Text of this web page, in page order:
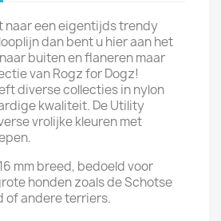
naar een eigentijds trendy
dan bent u hier aan het
buiten en flaneren maar
van Rogz for Dogz!
diverse collecties in nylon
kwaliteit. De Utility
vrolijke kleuren met
mm breed, bedoeld voor
honden zoals de Schotse
of andere terriers.